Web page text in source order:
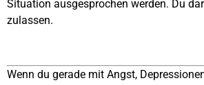
Situation ausgesprochen werden. Du
zulassen.
Wenn du gerade mit Angst,